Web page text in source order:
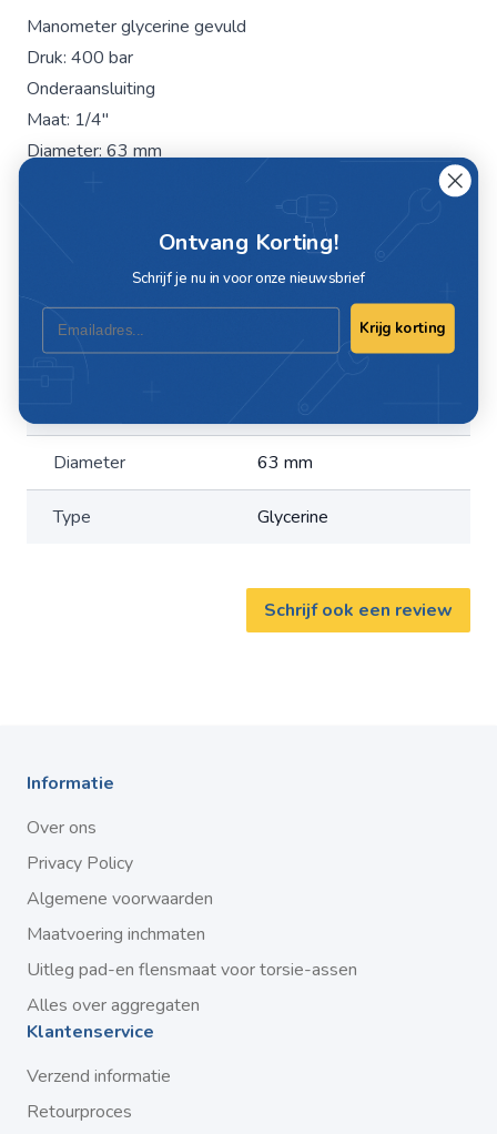
Manometer glycerine gevuld
Druk: 400 bar
Onderaansluiting
Maat: 1/4"
Diameter: 63 mm
C-38400-10
Maat 1/4"
400 bar
Diameter 63 mm
Type Glycerine
Schrijf ook een review
Informatie
Over ons
Privacy Policy
Algemene voorwaarden
Maatvoering inchmaten
Uitleg pad-en flensmaat voor torsie-assen
Alles over aggregaten
Klantenservice
Verzend informatie
Retourproces
Ontvang Korting!
Schrijf je nu in voor onze nieuwsbrief
Email
Krijg korting